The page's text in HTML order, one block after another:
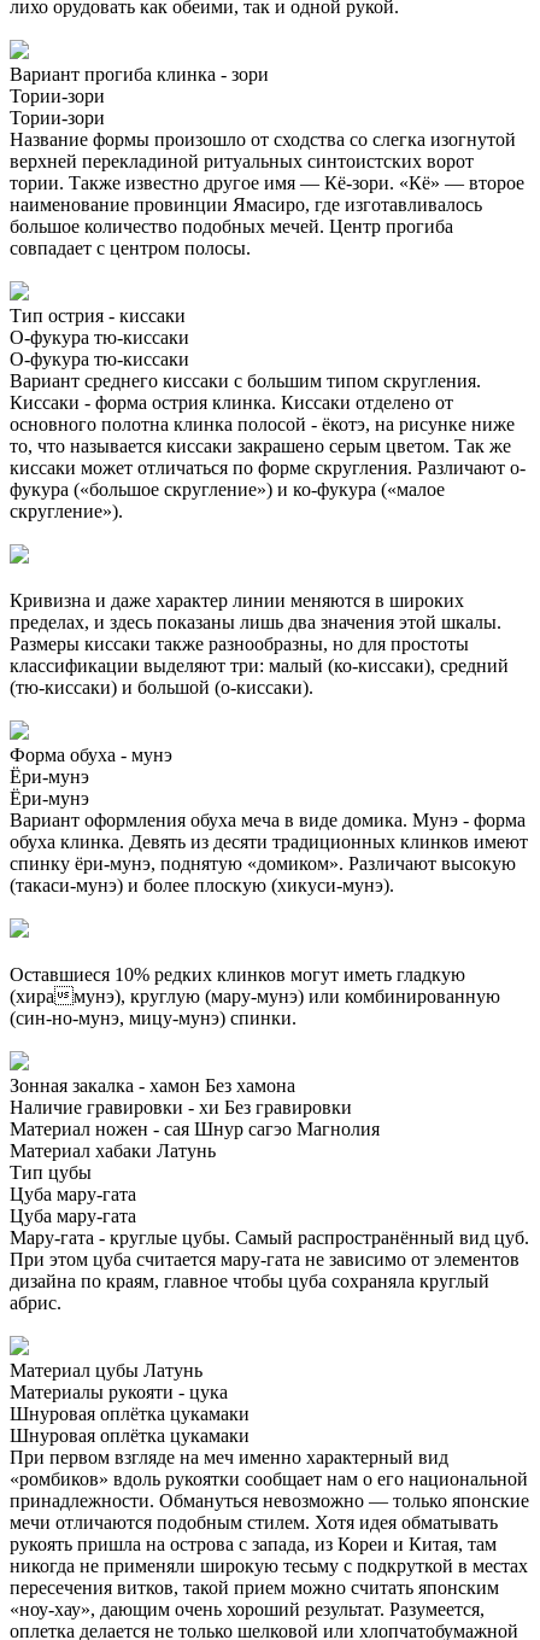
лихо орудовать как обеими, так и одной рукой.
Вариант прогиба клинка - зори
Тории-зори
Тории-зори
Название формы произошло от сходства со слегка изогнутой
верхней перекладиной ритуальных синтоистских ворот
тории. Также известно другое имя — Кё-зори. «Кё» — второе
наименование провинции Ямасиро, где изготавливалось
большое количество подобных мечей. Центр прогиба
совпадает с центром полосы.
Тип острия - киссаки
О-фукура тю-киссаки
О-фукура тю-киссаки
Вариант среднего киссаки с большим типом скругления.
Киссаки - форма острия клинка. Киссаки отделено от
основного полотна клинка полосой - ёкотэ, на рисунке ниже
то, что называется киссаки закрашено серым цветом. Так же
киссаки может отличаться по форме скругления. Различают о-
фукура («большое скругление») и ко-фукура («малое
скругление»).
Кривизна и даже характер линии меняются в широких
пределах, и здесь показаны лишь два значения этой шкалы.
Размеры киссаки также разнообразны, но для простоты
классификации выделяют три: малый (ко-киссаки), средний
(тю-киссаки) и большой (о-киссаки).
Форма обуха - мунэ
Ёри-мунэ
Ёри-мунэ
Вариант оформления обуха меча в виде домика. Мунэ - форма
обуха клинка. Девять из десяти традиционных клинков имеют
спинку ёри-мунэ, поднятую «домиком». Различают высокую
(такаси-мунэ) и более плоскую (хикуси-мунэ).
Оставшиеся 10% редких клинков могут иметь гладкую
(хирамунэ), круглую (мару-мунэ) или комбинированную
(син-но-мунэ, мицу-мунэ) спинки.
Зонная закалка - хамон Без хамона
Наличие гравировки - хи Без гравировки
Материал ножен - сая Шнур сагэо Магнолия
Материал хабаки Латунь
Тип цубы
Цуба мару-гата
Цуба мару-гата
Мару-гата - круглые цубы. Самый распространённый вид цуб.
При этом цуба считается мару-гата не зависимо от элементов
дизайна по краям, главное чтобы цуба сохраняла круглый
абрис.
Материал цубы Латунь
Материалы рукояти - цука
Шнуровая оплётка цукамаки
Шнуровая оплётка цукамаки
При первом взгляде на меч именно характерный вид
«ромбиков» вдоль рукоятки сообщает нам о его национальной
принадлежности. Обмануться невозможно — только японские
мечи отличаются подобным стилем. Хотя идея обматывать
рукоять пришла на острова с запада, из Кореи и Китая, там
никогда не применяли широкую тесьму с подкруткой в местах
пересечения витков, такой прием можно считать японским
«ноу-хау», дающим очень хороший результат. Разумеется,
оплетка делается не только шелковой или хлопчатобумажной